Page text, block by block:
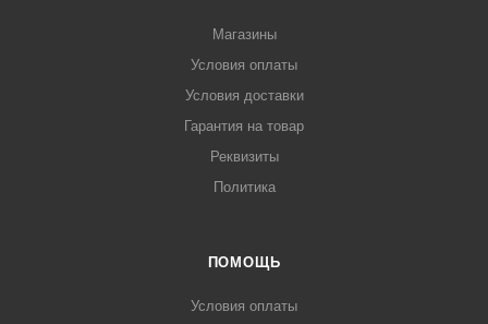
Магазины
Условия оплаты
Условия доставки
Гарантия на товар
Реквизиты
Политика
ПОМОЩЬ
Условия оплаты